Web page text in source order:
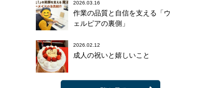
2026.03.16
作業の品質と自信を支える「ウ
ェルピアの裏側」
2026.02.12
成人の祝いと嬉しいこと